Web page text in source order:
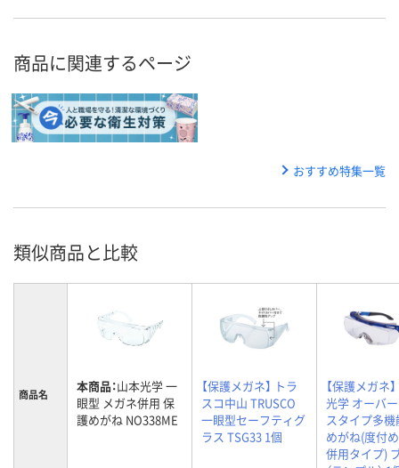
商品に関連するページ
おすすめ特集一覧
類似商品と比較
商品名 本商品：山本光学 一
眼型 メガネ併用 保
護めがね NO338ME
【保護メガネ】 トラ
スコ中山 TRUSCO
一眼型セーフティグ
ラス TSG33 1個
【保護メガネ
光学 オーバ
スタイプ多
めがね(度付
併用タイプ)